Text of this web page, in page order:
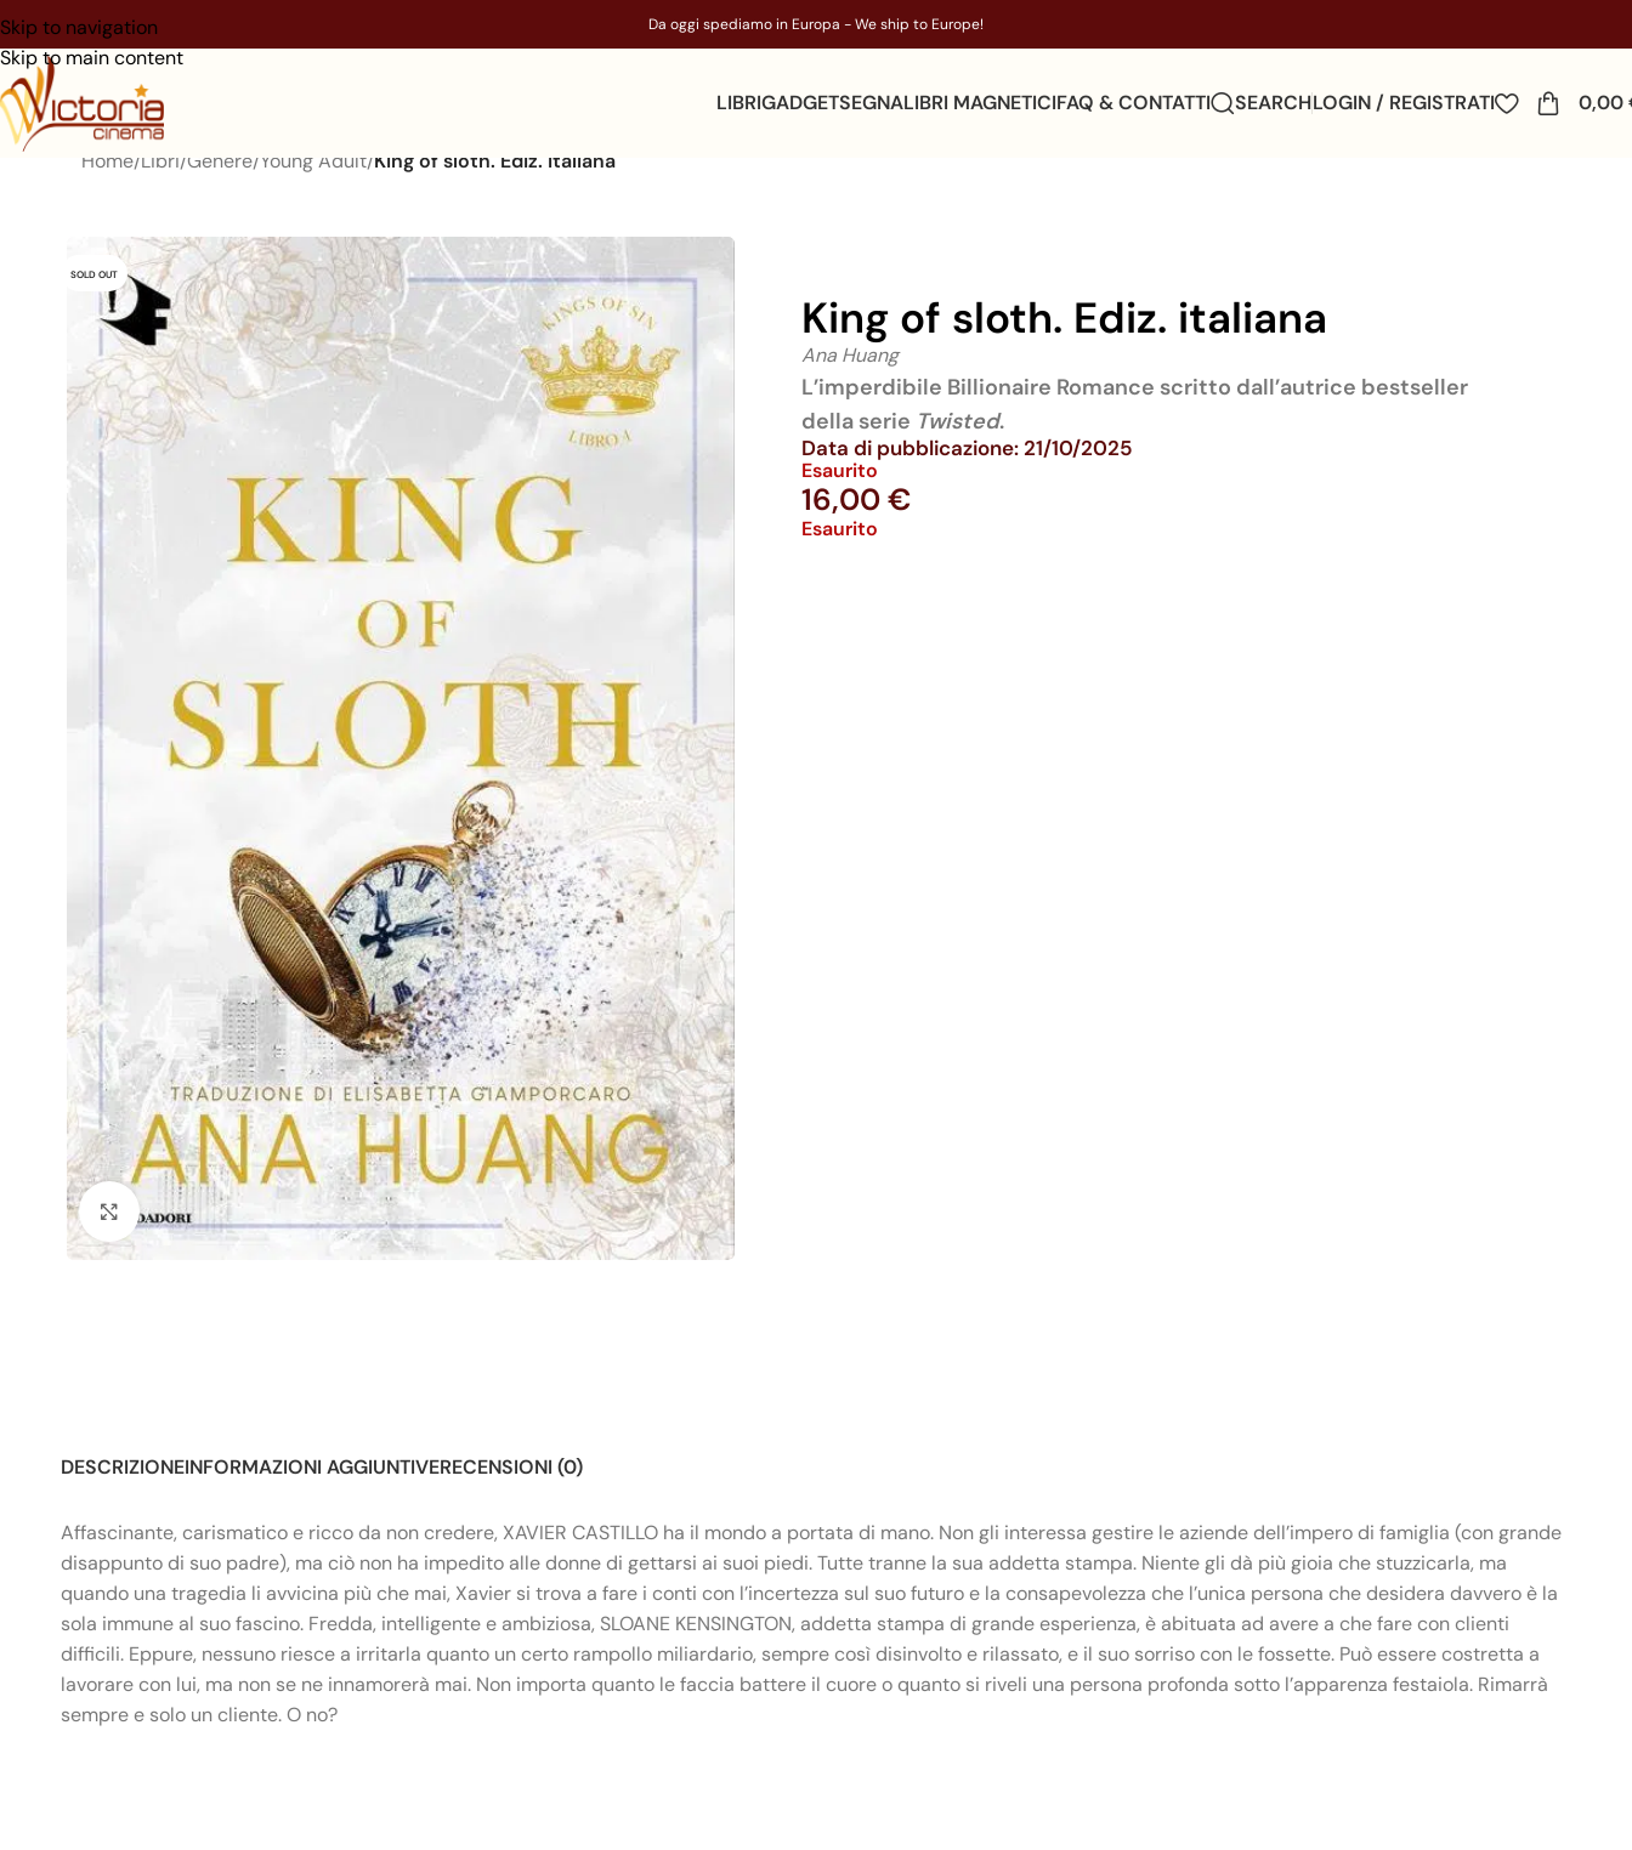
Skip to navigation
Skip to main content
Da oggi spediamo in Europa - We ship to Europe!
LIBRIGADGETSEGNALIBRI MAGNETICIFAQ & CONTATTI SEARCHLOGIN / REGISTRATI 0,00
Home/Libri/Genere/Young Adult/King of sloth. Ediz. italiana
SOLD OUT
Click to enlarge
King of sloth. Ediz. italiana
Ana Huang
L’imperdibile Billionaire Romance scritto dall’autrice bestseller
della serie Twisted.
Data di pubblicazione: 21/10/2025
Esaurito
16,00€
Esaurito
DESCRIZIONEINFORMAZIONI AGGIUNTIVERECENSIONI (0)
Affascinante, carismatico e ricco da non credere, XAVIER CASTILLO ha il mondo a portata di mano. Non gli interessa gestire le aziende dell’impero di famiglia (con grande
disappunto di suo padre), ma ciò non ha impedito alle donne di gettarsi ai suoi piedi. Tutte tranne la sua addetta stampa. Niente gli dà più gioia che stuzzicarla, ma
quando una tragedia li avvicina più che mai, Xavier si trova a fare i conti con l’incertezza sul suo futuro e la consapevolezza che l’unica persona che desidera davvero è la
sola immune al suo fascino. Fredda, intelligente e ambiziosa, SLOANE KENSINGTON, addetta stampa di grande esperienza, è abituata ad avere a che fare con clienti
difficili. Eppure, nessuno riesce a irritarla quanto un certo rampollo miliardario, sempre così disinvolto e rilassato, e il suo sorriso con le fossette. Può essere costretta a
lavorare con lui, ma non se ne innamorerà mai. Non importa quanto le faccia battere il cuore o quanto si riveli una persona profonda sotto l’apparenza festaiola. Rimarrà
sempre e solo un cliente. O no?